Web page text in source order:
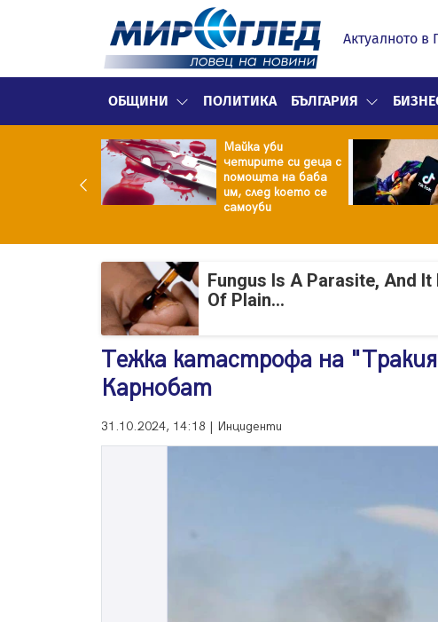
Актуалното в
ОБЩИНИ ПОЛИТИКА БЪЛГАРИЯ
и полово
Майка уби
четирите си деца с
помощта на баба
им, след което се
самоуби
Fungus Is A Parasite, And
Of Plain...
Тежка катастрофа на
Карнобат
31.10.2024, 14:18 | Инциденти